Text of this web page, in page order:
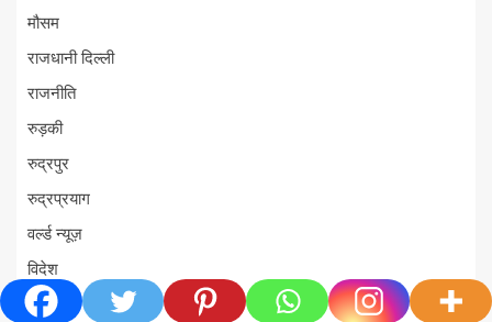
मौसम
राजधानी दिल्ली
राजनीति
रुड़की
रुद्रपुर
रुद्रप्रयाग
वर्ल्ड न्यूज़
विदेश
शिक्षा